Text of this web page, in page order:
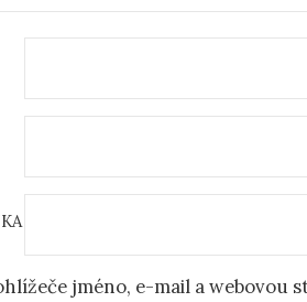
jméno, e-mail a webovou